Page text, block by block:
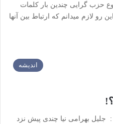
حزب گرایی چندین بار کلمات
رو لازم میدانم که ارتباط بین آنها
اندیشه
بهرامی نیا چندی پیش نزد